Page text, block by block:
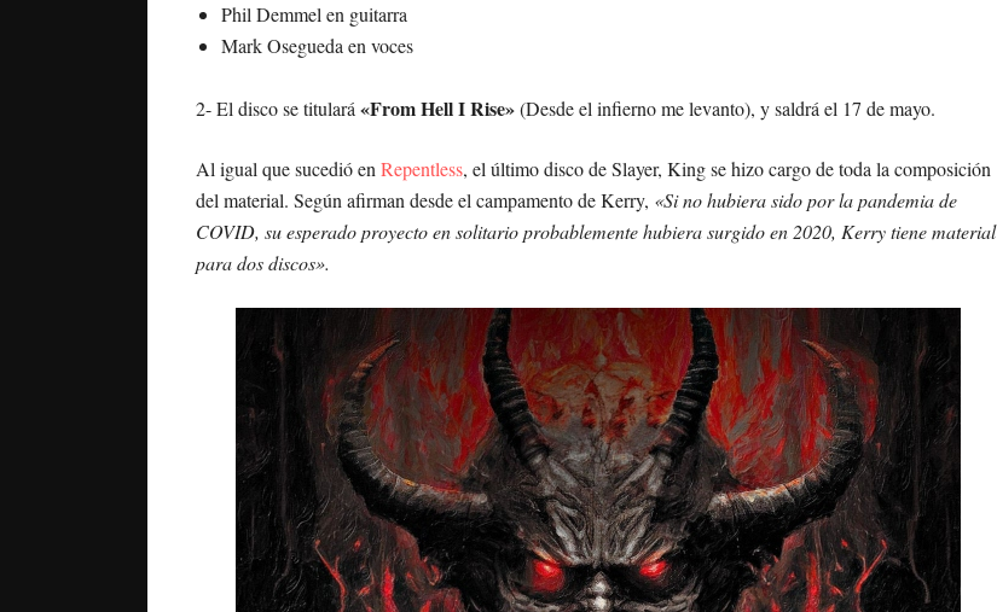
Phil Demmel en guitarra
Mark Osegueda en voces
2- El disco se titulará «From Hell I Rise»(Desde el infierno me levanto), y saldrá el 17 de mayo.
Al igual que sucedió en Repentless, el último disco de Slayer, King se hizo cargo de toda la composición
del material. Según afirman desde el campamento de Kerry, «Si no hubiera sido por la pandemia de
COVID, su esperado proyecto en solitario probablemente hubiera surgido en 2020, Kerry tiene material
para dos discos».